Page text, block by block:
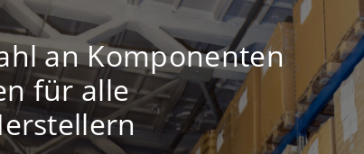
an Komponenten
für alle